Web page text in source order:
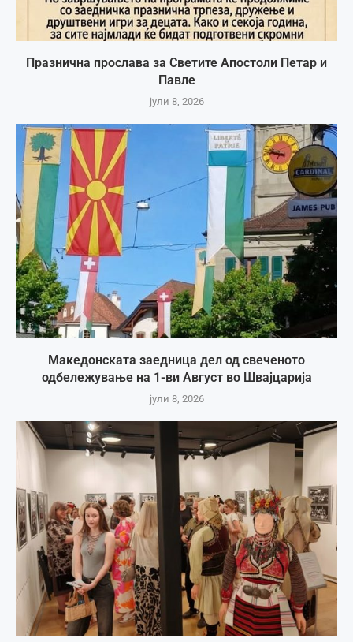
Празнична прослава за Светите Апостоли Петар и
Павле
јули 8, 2026
Македонската заедница дел од свеченото
одбележување на 1-ви Август во Швајцарија
јули 8, 2026